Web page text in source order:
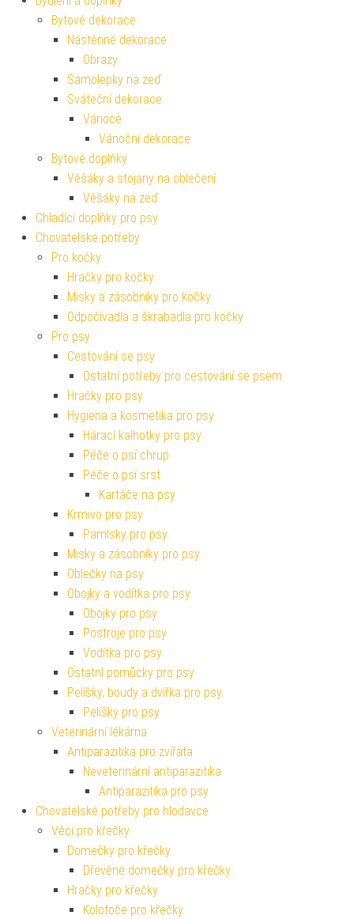
Kategorie produktu
Bydlení a doplňky
Bytové dekorace
Nástěnné dekorace
Obrazy
Samolepky na zeď
Sváteční dekorace
Vánoce
Vánoční dekorace
Bytové doplňky
Věšáky a stojany na oblečení
Věšáky na zeď
Chladící doplňky pro psy
Chovatelské potřeby
Pro kočky
Hračky pro kočky
Misky a zásobníky pro kočky
Odpočívadla a škrabadla pro kočky
Pro psy
Cestování se psy
Ostatní potřeby pro cestování se psem
Hračky pro psy
Hygiena a kosmetika pro psy
Hárací kalhotky pro psy
Péče o psí chrup
Péče o psí srst
Kartáče na psy
Krmivo pro psy
Pamlsky pro psy
Misky a zásobníky pro psy
Oblečky na psy
Obojky a vodítka pro psy
Obojky pro psy
Postroje pro psy
Vodítka pro psy
Ostatní pomůcky pro psy
Pelíšky, boudy a dvířka pro psy
Pelíšky pro psy
Veterinární lékárna
Antiparazitika pro zvířata
Neveterinární antiparazitika
Antiparazitika pro psy
Chovatelské potřeby pro hlodavce
Věci pro křečky
Domečky pro křečky
Dřevěné domečky pro křečky